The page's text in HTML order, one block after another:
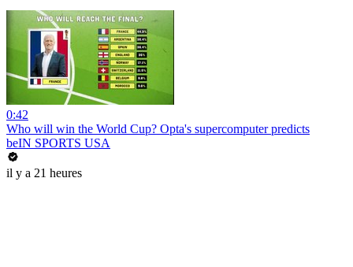
0:42
Who will win the World Cup? Opta's supercomputer predicts
beIN SPORTS USA
il y a 21 heures